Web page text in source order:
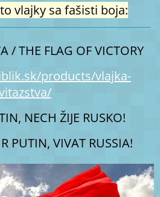
vlajky sa fašisti boja:
/ THE FLAG OF VICTORY
products/vlajka-
NECH ŽIJE RUSKO!
PUTIN, VIVAT RUSSIA!